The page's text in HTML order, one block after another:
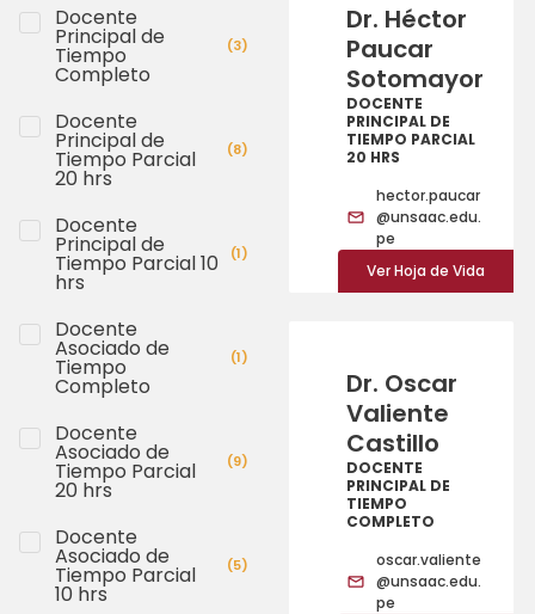
Docente
Principal de
Tiempo
Completo
(3)
Docente
Principal de
Tiempo Parcial
20 hrs
(8)
Docente
Principal de
Tiempo Parcial 10
hrs
(1)
Docente
Asociado de
Tiempo
Completo
(1)
Docente
Asociado de
Tiempo Parcial
20 hrs
(9)
Docente
Asociado de
Tiempo Parcial
10 hrs
(5)
Dr. Héctor
Paucar
Sotomayor
DOCENTE
PRINCIPAL DE
TIEMPO PARCIAL
20 HRS
hector.paucar
@unsaac.edu.
pe
Ver Hoja de Vida
Dr. Oscar
Valiente
Castillo
DOCENTE
PRINCIPAL DE
TIEMPO
COMPLETO
oscar.valiente
@unsaac.edu.
pe